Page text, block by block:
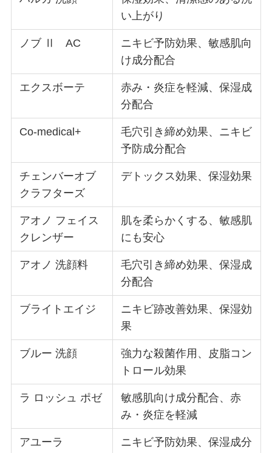
い上がり
ノブ Ⅱ AC
ニキビ予防効果、敏感肌向
け成分配合
エクスボーテ
赤み・炎症を軽減、保湿成
分配合
Co-medical+
毛穴引き締め効果、ニキビ
予防成分配合
チェンバーオブ
クラフターズ
デトックス効果、保湿効果
アオノ フェイス
クレンザー
肌を柔らかくする、敏感肌
にも安心
アオノ 洗顔料
毛穴引き締め効果、保湿成
分配合
ブライトエイジ
ニキビ跡改善効果、保湿効
果
ブルー 洗顔
強力な殺菌作用、皮脂コン
トロール効果
ラ ロッシュ ポゼ
敏感肌向け成分配合、赤
み・炎症を軽減
アユーラ
ニキビ予防効果、保湿成分